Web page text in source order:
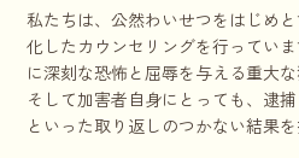
私たちは、公然わいせつをはじめ
化したカウンセリングを行ってい
に深刻な恐怖と屈辱を与える重大な
そして加害者自身にとっても、逮
といった取り返しのつかない結果を